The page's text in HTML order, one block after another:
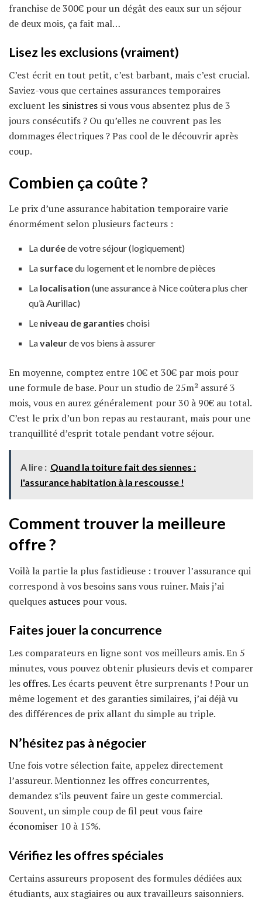
franchise de 300€ pour un dégât des eaux sur un séjour
de deux mois, ça fait mal…
Lisez les exclusions (vraiment)
C’est écrit en tout petit, c’est barbant, mais c’est crucial.
Saviez-vous que certaines assurances temporaires
excluent les sinistres si vous vous absentez plus de 3
jours consécutifs ? Ou qu’elles ne couvrent pas les
dommages électriques ? Pas cool de le découvrir après
coup.
Combien ça coûte ?
Le prix d’une assurance habitation temporaire varie
énormément selon plusieurs facteurs :
La duréede votre séjour (logiquement)
La surfacedu logement et le nombre de pièces
La localisation (une assurance à Nice coûtera plus cher
qu’à Aurillac)
Le niveau de garanties choisi
Lavaleurde vos biens à assurer
En moyenne, comptez entre 10€ et 30€ par mois pour
une formule de base. Pour un studio de 25m² assuré 3
mois, vous en aurez généralement pour 30 à 90€ au total.
C’est le prix d’un bon repas au restaurant, mais pour une
tranquillité d’esprit totale pendant votre séjour.
A lire : Quand la toiture fait des siennes :
l'assurance habitation à la rescousse !
Comment trouver la meilleure
offre ?
Voilà la partie la plus fastidieuse : trouver l’assurance qui
correspond à vos besoins sans vous ruiner. Mais j’ai
quelques astuces pour vous.
Faites jouer la concurrence
Les comparateurs en ligne sont vos meilleurs amis. En 5
minutes, vous pouvez obtenir plusieurs devis et comparer
les offres. Les écarts peuvent être surprenants ! Pour un
même logement et des garanties similaires, j’ai déjà vu
des différences de prix allant du simple au triple.
N’hésitez pas à négocier
Une fois votre sélection faite, appelez directement
l’assureur. Mentionnez les offres concurrentes,
demandez s’ils peuvent faire un geste commercial.
Souvent, un simple coup de fil peut vous faire
économiser 10 à 15%.
Vérifiez les offres spéciales
Certains assureurs proposent des formules dédiées aux
étudiants, aux stagiaires ou aux travailleurs saisonniers.